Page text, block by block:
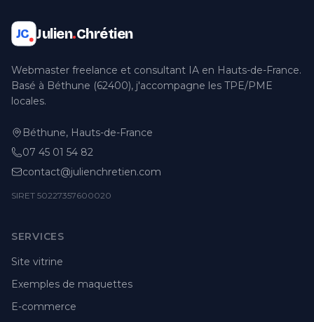
JC Julien.Chrétien
Webmaster freelance et consultant IA en Hauts-de-France.
Basé à Béthune (62400), j'accompagne les TPE/PME
locales.
Béthune, Hauts-de-France
07 45 01 54 82
contact@julienchretien.com
SIRET 50227357600020
SERVICES
Site vitrine
Exemples de maquettes
E-commerce